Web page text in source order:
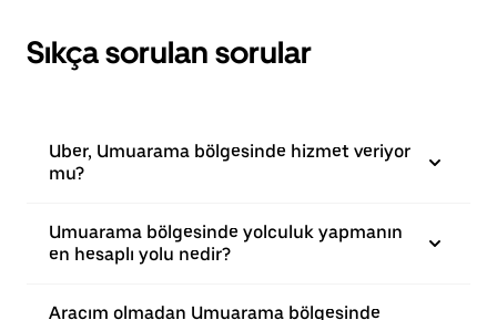
Sıkça sorulan sorular
Uber, Umuarama bölgesinde hizmet veriyor
mu?
Umuarama bölgesinde yolculuk yapmanın
en hesaplı yolu nedir?
Aracım olmadan Umuarama bölgesinde